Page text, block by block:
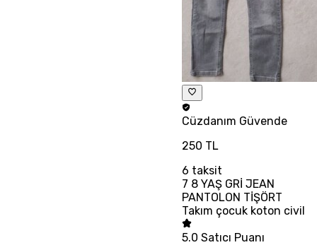
Cüzdanım Güvende
250 TL
6 taksit
7 8 YAŞ GRİ JEAN
PANTOLON TİŞÖRT
Takım çocuk koton civil
5.0 Satıcı Puanı